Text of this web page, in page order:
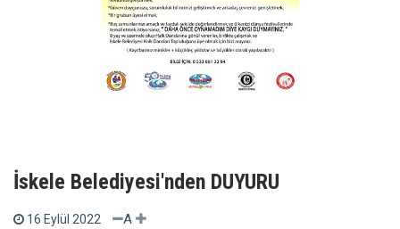
İskele Belediyesi'nden DUYURU
16 Eylül 2022 A